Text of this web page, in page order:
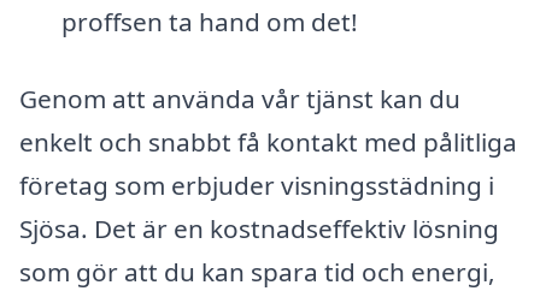
proffsen ta hand om det!
Genom att använda vår tjänst kan du
enkelt och snabbt få kontakt med pålitliga
företag som erbjuder visningsstädning i
Sjösa. Det är en kostnadseffektiv lösning
som gör att du kan spara tid och energi,